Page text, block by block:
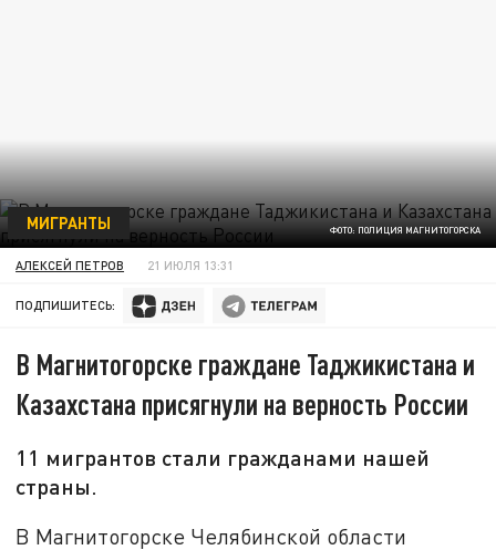
ФОТО: ПОЛИЦИЯ МАГНИТОГОРСКА
МИГРАНТЫ
АЛЕКСЕЙ ПЕТРОВ 21 ИЮЛЯ 13:31
ПОДПИШИТЕСЬ:
В Магнитогорске граждане Таджикистана и
Казахстана присягнули на верность России
11 мигрантов стали гражданами нашей
страны.
В Магнитогорске Челябинской области